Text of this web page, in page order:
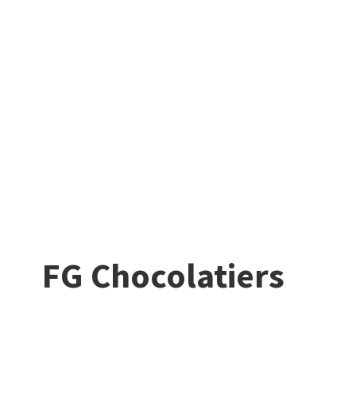
FG Chocolatiers